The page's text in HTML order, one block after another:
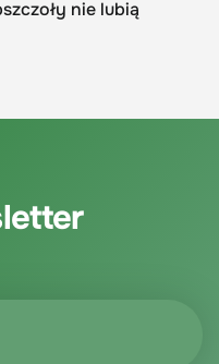
nie lubią